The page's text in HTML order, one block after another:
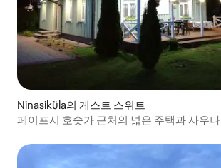
Ninasiküla의 게스트 스위트
페이프시 호숫가 근처의 넓은 주택과 사우나